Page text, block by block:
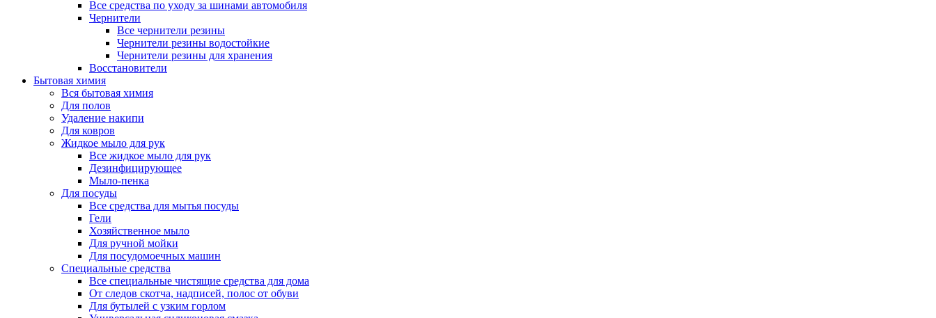
Все средства по уходу за шинами автомобиля
Чернители
Все чернители резины
Чернители резины водостойкие
Чернители резины для хранения
Восстановители
Бытовая химия
Вся бытовая химия
Для полов
Удаление накипи
Для ковров
Жидкое мыло для рук
Все жидкое мыло для рук
Дезинфицирующее
Мыло-пенка
Для посуды
Все средства для мытья посуды
Гели
Хозяйственное мыло
Для ручной мойки
Для посудомоечных машин
Специальные средства
Все специальные чистящие средства для дома
От следов скотча, надписей, полос от обуви
Для бутылей с узким горлом